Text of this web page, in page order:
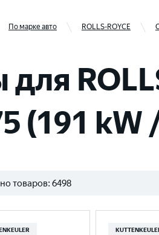
По марке авто ROLLS-ROYCE
(191 kW
товаров: 6498